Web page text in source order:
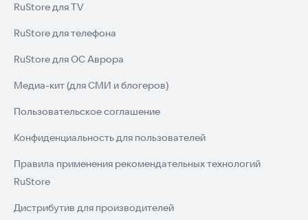
RuStore для TV
RuStore для телефона
RuStore для ОС Аврора
Медиа-кит (для СМИ и блогеров)
Пользовательское соглашение
Конфиденциальность для пользователей
Правила применения рекомендательных технологий
RuStore
Дистрибутив для производителей